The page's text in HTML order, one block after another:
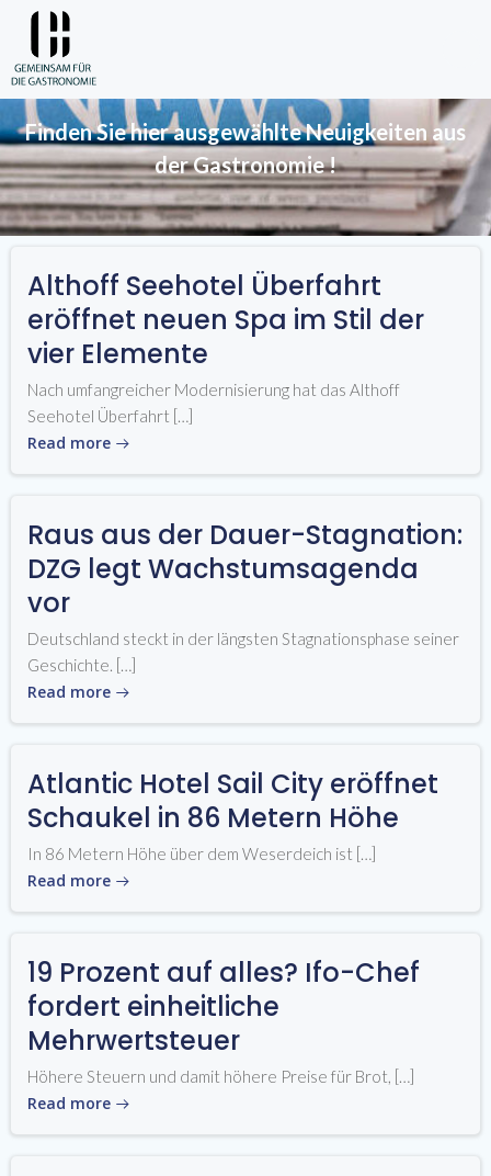
Finden Sie hier ausgewählte Neuigkeiten aus
derGastronomie!
Althoff Seehotel Überfahrt
eröffnet neuen Spa im Stil der
vier Elemente
Nach umfangreicher Modernisierung hat das Althoff
Seehotel Überfahrt […]
Read more
Raus aus der Dauer-Stagnation:
DZG legt Wachstumsagenda
vor
Deutschland steckt in der längsten Stagnationsphase seiner
Geschichte. […]
Read more
Atlantic Hotel Sail City eröffnet
Schaukel in 86 Metern Höhe
In 86 Metern Höhe über dem Weserdeich ist […]
Read more
19 Prozent auf alles? Ifo-Chef
fordert einheitliche
Mehrwertsteuer
Höhere Steuern und damit höhere Preise für Brot, […]
Read more